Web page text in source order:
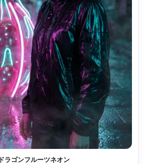
ドラゴンフルーツネオン